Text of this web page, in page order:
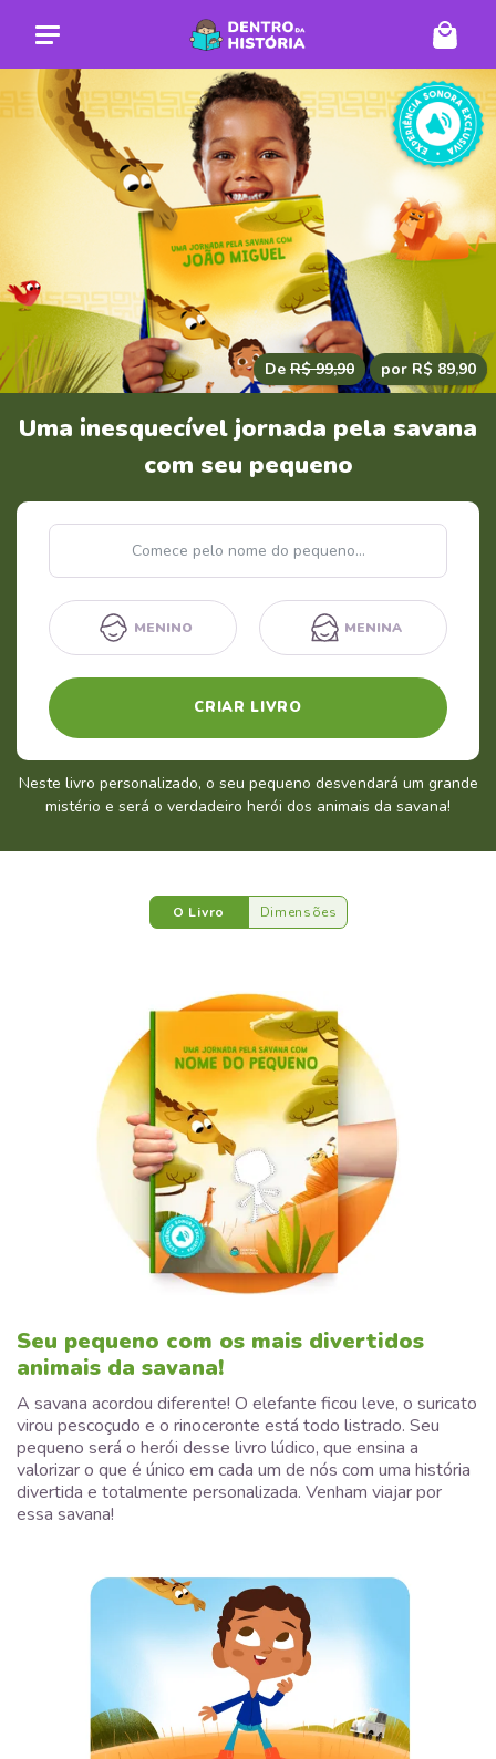
De R$ 99,90 por R$ 89,90
Uma inesquecível jornada pela savana
com seu pequeno
Nome
MENINO MENINA
CRIAR LIVRO
Neste livro personalizado, o seu pequeno desvendará um grande
mistério e será o verdadeiro herói dos animais da savana!
O Livro Dimensões
Seu pequeno com os mais divertidos
animais da savana!
A savana acordou diferente! O elefante ficou leve, o suricato
virou pescoçudo e o rinoceronte está todo listrado. Seu
pequeno será o herói desse livro lúdico, que ensina a
valorizar o que é único em cada um de nós com uma história
divertida e totalmente personalizada. Venham viajar por
essa savana!